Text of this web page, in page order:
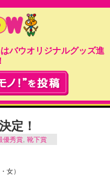
バウオリジナルグッズ進
定！
優秀賞, 靴下賞
女）